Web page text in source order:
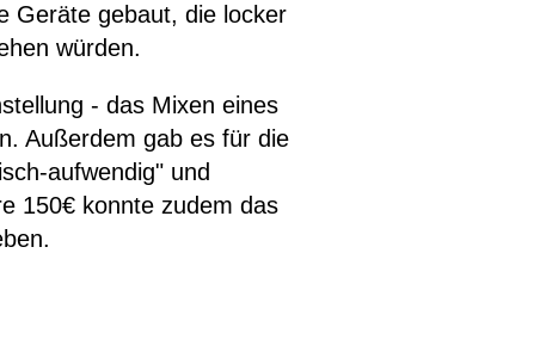
Geräte gebaut, die locker
würden.
- das Mixen eines
Außerdem gab es für die
aufwendig" und
150€ konnte zudem das